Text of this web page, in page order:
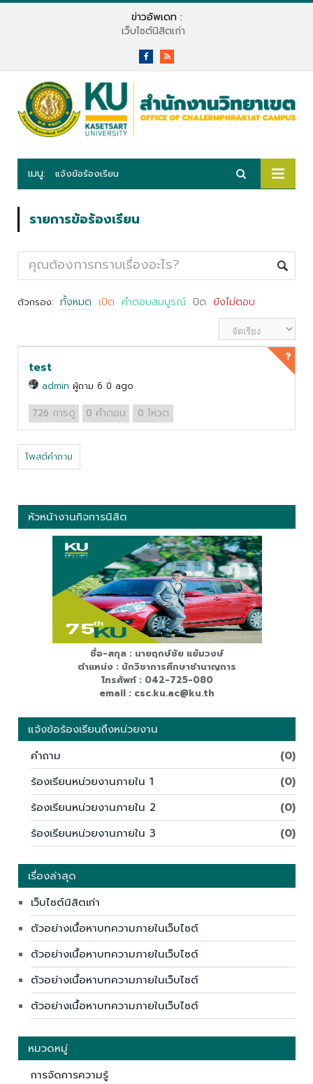
ข่าวอัพเดท :
เว็บไซต์นิสิตเก่า
FacebookRSS
เมนู: แจ้งข้อร้องเรียน
รายการข้อร้องเรียน
ตัวกรอง: ทั้งหมด เปิด คำตอบสมบูรณ์ ปิด ยังไม่ตอบ
test
admin ผู้ถาม 6 ปี ago
726 การดู 0 คำตอบ 0 โหวต
โพสต์คำถาม
หัวหน้างานกิจการนิสิต
ชื่อ-สกุล : นายฤกษ์ชัย แย้มวงษ์
ตำแหน่ง : นักวิชาการศึกษาชำนาญการ
โทรศัพท์ : 042-725-080
email : csc.ku.ac@ku.th
แจ้งข้อร้องเรียนถึงหน่วยงาน
คำถาม
(0)
ร้องเรียนหน่วยงานภายใน 1
(0)
ร้องเรียนหน่วยงานภายใน 2
(0)
ร้องเรียนหน่วยงานภายใน 3
(0)
เรื่องล่าสุด
เว็บไซต์นิสิตเก่า
ตัวอย่างเนื้อหาบทความภายในเว็บไซต์
ตัวอย่างเนื้อหาบทความภายในเว็บไซต์
ตัวอย่างเนื้อหาบทความภายในเว็บไซต์
ตัวอย่างเนื้อหาบทความภายในเว็บไซต์
หมวดหมู่
การจัดการความรู้